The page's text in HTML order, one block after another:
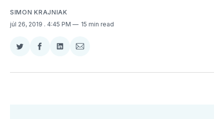
SIMON KRAJNIAK
júl 26, 2019 . 4:45 PM 15 min read
Zdieľať
Twitter
Zdieľať
Facebooku
Zdieľať
LinkedIne
Zdieľať
E-